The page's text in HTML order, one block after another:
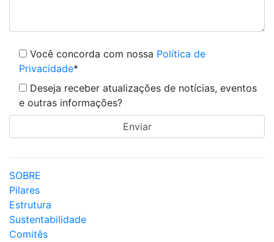
Você concorda com nossa Política de
Privacidade*
Deseja receber atualizações de notícias, eventos
e outras informações?
SOBRE
Pilares
Estrutura
Sustentabilidade
Comitês